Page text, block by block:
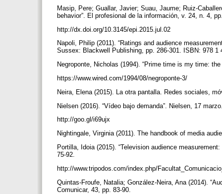
Masip, Pere; Guallar, Javier; Suau, Jaume; Ruiz-
behavior”. El profesional de la información, v. 24, n. 4,
http://dx.doi.org/10.3145/epi.2015.jul.02
Napoli, Philip (2011). “Ratings and audience
Sussex: Blackwell Publishing, pp. 286-301. ISBN: 978 1
Negroponte, Nicholas (1994). “Prime time is my time:
https://www.wired.com/1994/08/negroponte-3/
Neira, Elena (2015). La otra pantalla. Redes sociales,
Nielsen (2016). “Vídeo bajo demanda”. Nielsen, 17
http://goo.gl/i69ujx
Nightingale, Virginia (2011). The handbook of media
Portilla, Idoia (2015). “Television audience
75-92.
http://www.tripodos.com/index.php/
Quintas-Froufe, Natalia; González-Neira, Ana (2014).
Comunicar, 43, pp. 83-90.